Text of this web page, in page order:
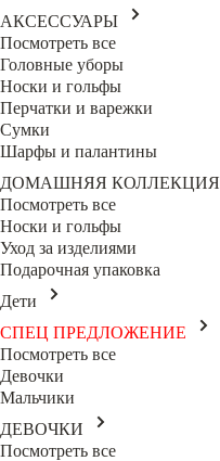
АКСЕССУАРЫ
Посмотреть все
Головные уборы
Носки и гольфы
Перчатки и варежки
Сумки
Шарфы и палантины
ДОМАШНЯЯ КОЛЛЕКЦИЯ
Посмотреть все
Носки и гольфы
Уход за изделиями
Подарочная упаковка
Дети
СПЕЦ ПРЕДЛОЖЕНИЕ
Посмотреть все
Девочки
Мальчики
ДЕВОЧКИ
Посмотреть все